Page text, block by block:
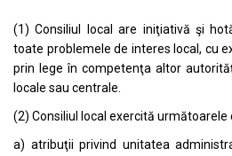
(1) Consiliul local are iniţiativă şi
toate problemele de interes local, cu
prin lege în competenţa altor
locale sau centrale.
(2) Consiliul local exercită următoarele
a) atribuţii privind unitatea